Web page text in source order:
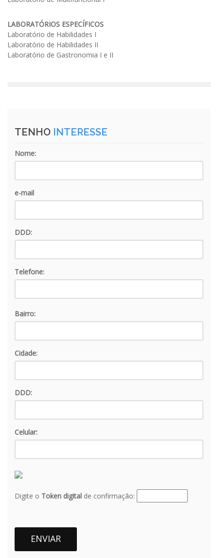
LABORATÓRIOS ESPECÍFICOS
Laboratório de Habilidades I
Laboratório de Habilidades II
Laboratório de Gastronomia I e II
TENHO INTERESSE
Nome:
e-mail
DDD:
Telefone:
Bairro:
Cidade:
DDD:
Celular:
Digite o Token digital de confirmação:
ENVIAR